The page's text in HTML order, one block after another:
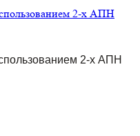
2-х АПН